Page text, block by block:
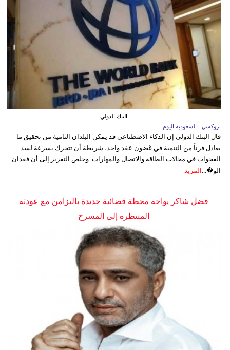
البنك الدولي
بروكسل - السعوديه اليوم
قال البنك الدولي إن الذكاء الاصطناعي قد يمكن البلدان النامية من تحقيق ما
يعادل قرناً من التنمية في غضون عقد واحد، شريطة أن تتحرك بسرعة لسد
الفجوات في مجالات الطاقة والاتصال والمهارات. وخلص التقرير إلى أن فقدان
الو�... المزيد
فضل شاكر يواجه محطة قضائية جديدة بالتزامن مع عودته
المنتظرة إلى المسرح